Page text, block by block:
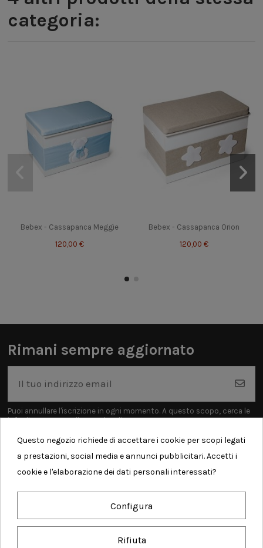
categoria:
Bebex - Cassapanca Meggie
120,00 €
Bebex - Cassapanca Orion
120,00 €
Rimani sempre aggiornato
Puoi annullare l'iscrizione in ogni momento. A questo scopo, cerca le
info di contatto nelle note legali.
Questo negozio richiede di accettare i cookie per scopi legati
a prestazioni, social media e annunci pubblicitari. Accetti i
cookie e l'elaborazione dei dati personali interessati?
Configura
Rifiuta